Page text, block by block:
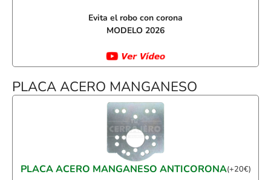
Evita el robo con corona
MODELO 2026
PLACA ACERO MANGANESO
PLACA ACERO MANGANESO ANTICORONA(+20€)